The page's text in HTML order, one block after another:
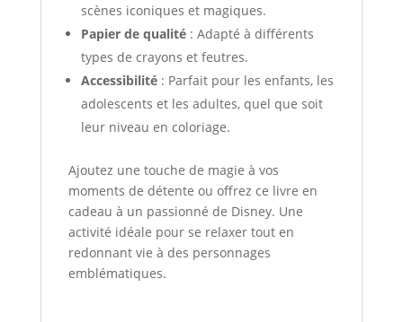
scènes iconiques et magiques.
Papier de qualité: Adapté à différents
types de crayons et feutres.
Accessibilité: Parfait pour les enfants, les
adolescents et les adultes, quel que soit
leur niveau en coloriage.
Ajoutez une touche de magie à vos
moments de détente ou offrez ce livre en
cadeau à un passionné de Disney. Une
activité idéale pour se relaxer tout en
redonnant vie à des personnages
emblématiques.